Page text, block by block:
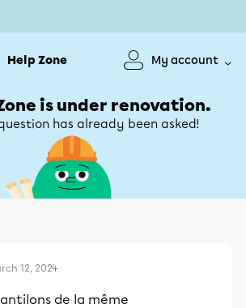
Help Zone My account
is under renovation.
has already been asked!
12, 2024
de la même